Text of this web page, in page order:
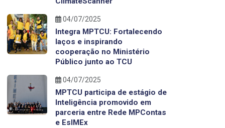
04/07/2025
Integra MPTCU: Fortalecendo
laços e inspirando
cooperação no Ministério
Público junto ao TCU
04/07/2025
MPTCU participa de estágio de
Inteligência promovido em
parceria entre Rede MPContas
e EsIMEx